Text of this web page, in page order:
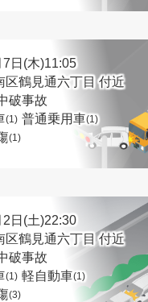
日(木)11:05
区鶴見通六丁目 付近
破事故
(1) 普通乗用車(1)
(1)
日(土)22:30
区鶴見通六丁目 付近
破事故
(1) 軽自動車(1)
(3)